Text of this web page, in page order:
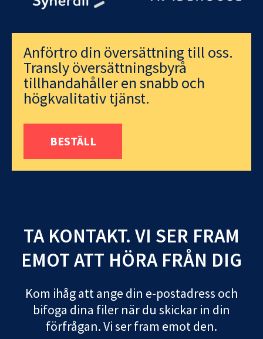
Anförtro din översättning till oss.
Transly översättningsbyrå
tillhandahåller en snabb och
högkvalitativ tjänst.
BESTÄLL
TA KONTAKT. VI SER FRAM
EMOT ATT HÖRA FRÅN DIG
Kom ihåg att ange din e-postadress och
bifoga dina filer när du skickar in din
förfrågan. Vi ser fram emot den.